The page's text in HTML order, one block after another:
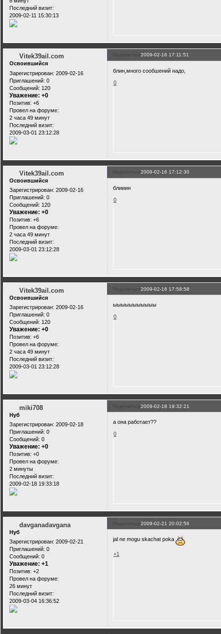
Последний визит:
2009-02-11 15:30:13
Поделиться2009-02-16 17:11:51
Vitek39ail.com
Освоившийся
Зарегистрирован: 2009-02-16
Приглашений: 0
Сообщений: 120
Уважение: +0
Позитив: +6
Провел на форуме:
2 часа 49 минут
Последний визит:
2009-03-01 23:12:28
блин,много сообшений надо,
0
Поделиться2009-02-16 17:12:30
Vitek39ail.com
Освоившийся
Зарегистрирован: 2009-02-16
Приглашений: 0
Сообщений: 120
Уважение: +0
Позитив: +6
Провел на форуме:
2 часа 49 минут
Последний визит:
2009-03-01 23:12:28
блииин
0
Поделиться2009-02-16 17:58:58
Vitek39ail.com
Освоившийся
Зарегистрирован: 2009-02-16
Приглашений: 0
Сообщений: 120
Уважение: +0
Позитив: +6
Провел на форуме:
2 часа 49 минут
Последний визит:
2009-03-01 23:12:28
ыыыыыыыыыыы
0
Поделиться2009-02-18 19:32:21
miki708
Нуб
Зарегистрирован: 2009-02-18
Приглашений: 0
Сообщений: 0
Уважение: +0
Позитив: +0
Провел на форуме:
2 минуты
Последний визит:
2009-02-18 19:33:18
а она работает??
0
Поделиться2009-02-21 20:02:56
davganadavgana
Нуб
Зарегистрирован: 2009-02-21
Приглашений: 0
Сообщений: 0
Уважение: +1
Позитив: +2
Провел на форуме:
26 минут
Последний визит:
2009-03-04 16:36:52
jal ne mogu skachat poka
+1